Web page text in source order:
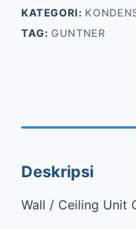
KATEGORI:
TAG:GUNTNER
Deskripsi
Wall / Ceiling Unit